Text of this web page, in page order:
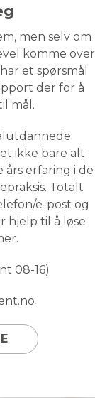
men selv om
komme over
et spørsmål
der for å
mål.
ikke bare alt
års erfaring i de
Totalt
e-post og
hjelp til å løse
08-16)